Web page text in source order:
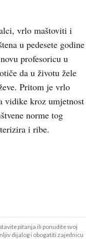
vrlo maštoviti i
u pedesete godine
profesoricu u
da u životu žele
Pritom je vrlo
vidike kroz umjetnost
norme tog
i ribe.
pitanja ili ponudite svoj
dijalog i obogatiti zajednicu